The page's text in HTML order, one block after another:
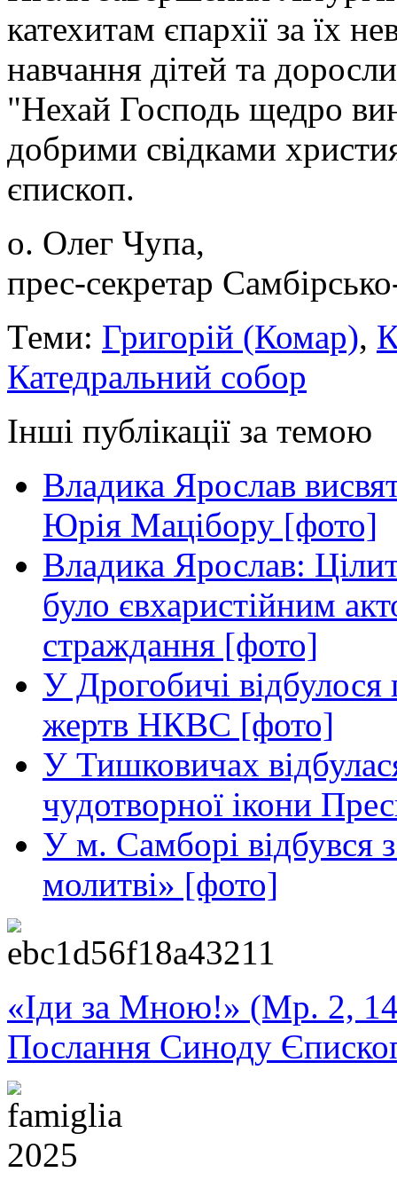
катехитам єпархії за їх
навчання дітей та
"Нехай Господь щедро
добрими свідками
єпископ.
о. Олег Чупа,
прес-секретар
Теми: Григорій (Комар),
Катедральний собор
Інші публікації за темою
Владика Ярослав
Юрія Мацібору [фото]
Владика Ярослав:
було євхаристійним
страждання [фото]
У Дрогобичі відбулося
жертв НКВС [фото]
У Тишковичах
чудотворної ікони
У м. Самборі відбувся
молитві» [фото]
«Іди за Мною!» (Мр. 2,
Послання Синоду